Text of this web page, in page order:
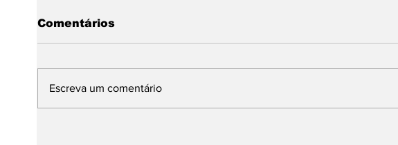
Comentários
Escreva um comentário